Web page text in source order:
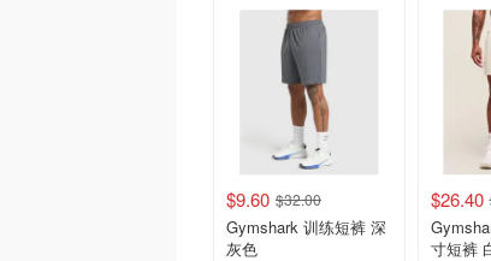
$9.60 $32.00
Gymshark 训练短裤 深
灰色
$26.40
寸短裤